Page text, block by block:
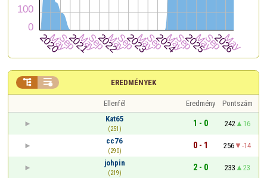
EREDMÉNYEK
 
Ellenfél Eredmény
Pontszám
Kat65
(251)
1 - 0 242
16
cc76
(290)
0 - 1 256
-14
johpin
(219)
2 - 0 233
23